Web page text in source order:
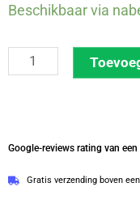
Beschikbaar via
12-
Syncro
C-
|
5022
Google-reviews rating van
Gratis verzending boven